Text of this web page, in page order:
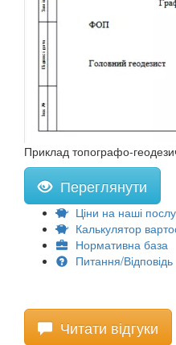
Приклад топографо-
Переглянути
Ціни на наші
Калькулятор
Нормативна база
Питання/Відповідь
Читати відгуки